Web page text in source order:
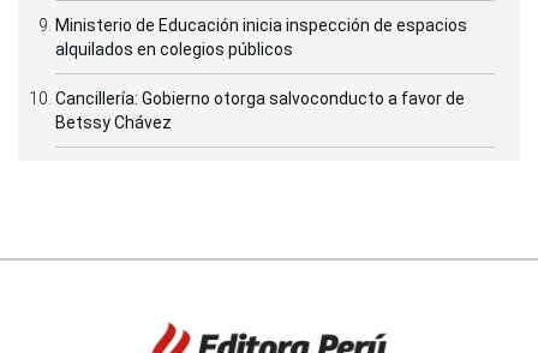
Ministerio de Educación inicia inspección de espacios
alquilados en colegios públicos
Cancillería: Gobierno otorga salvoconducto a favor de
Betssy Chávez